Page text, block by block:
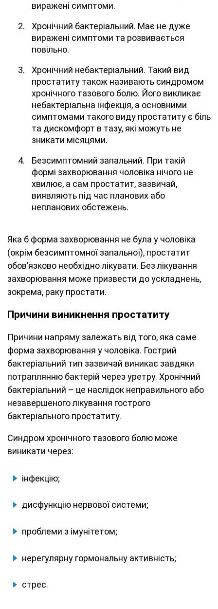
виражені симптоми.
Хронічний бактеріальний. Має не дуже
виражені симптоми та розвивається
повільно.
Хронічний небактеріальний. Такий вид
простатиту також називають синдромом
хронічного тазового болю. Його викликає
небактеріальна інфекція, а основними
симптомами такого виду простатиту є біль
та дискомфорт в тазу, які можуть не
зникати місяцями.
Безсимптомний запальний. При такій
формі захворювання чоловіка нічого не
хвилює, а сам простатит, зазвичай,
виявляють під час планових або
непланових обстежень.
Яка б форма захворювання не була у чоловіка
(окрім безсимптомної запальної), простатит
обов’язково необхідно лікувати. Без лікування
захворювання може призвести до ускладнень,
зокрема, раку простати.
Причини виникнення простатиту
Причини напряму залежать від того, яка саме
форма захворювання у чоловіка. Гострий
бактеріальний тип зазвичай виникає завдяки
потраплянню бактерій через уретру. Хронічний
бактеріальний – це наслідок неправильного або
незавершеного лікування гострого
бактеріального простатиту.
Синдром хронічного тазового болю може
виникати через:
інфекцію;
дисфункцію нервової системи;
проблеми з імунітетом;
нерегулярну гормональну активність;
стрес.